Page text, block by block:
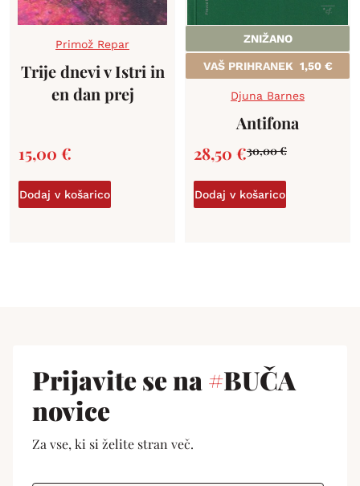
Primož Repar
Trije dnevi v Istri in
en dan prej
15,00 €
Dodaj v košarico
ZNIŽANO
VAŠ PRIHRANEK 1,50 €
Djuna Barnes
Antifona
30,00€
28,50 €
Dodaj v košarico
Prijavite se na #BUČA
novice
Za vse, ki si želite stran več.